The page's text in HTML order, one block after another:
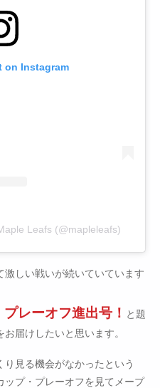
on Instagram
Leafs (@mapleleafs)
しい戦いが続いていています
レーオフ進出号！ と題
届けしたいと思います。
見る機会がなかったという
プ・プレーオフを見てメープ